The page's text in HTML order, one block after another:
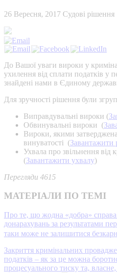
26 Вересня, 2017 Судові рішення
До Вашої уваги вироки у
ухилення від сплати податків у
знайдені нами в Єдиному
Для зручності рішення були
Виправдувальні вироки (
Обвинувальні вироки (
Вироки, якими
винуватості (Завантажити
Ухвала про звільнення від
(Завантажити ухвалу)
Перегляди 4615
МАТЕРІАЛИ ПО ТЕМІ
Про те, що жодна «добра»
донарахувань за результатами
таки може не залишитися
Закриття кримінальних
податків – як за це можна
процесуального тиску та,